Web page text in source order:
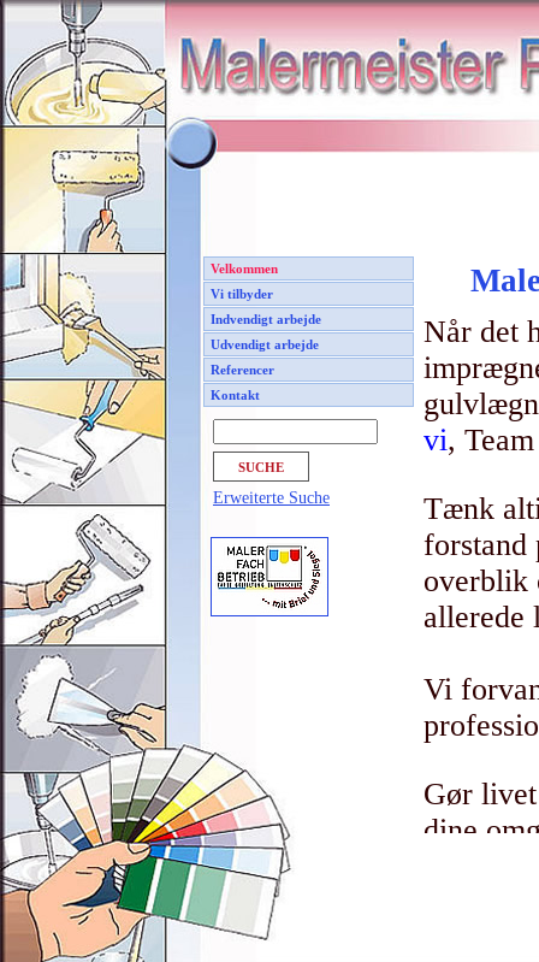
Velkommen
Vi tilbyder
Indvendigt arbejde
Udvendigt arbejde
Referencer
Kontakt
Erweiterte Suche
Når det
vi,
Tænk
forstand
overblik
allerede
Vi
Gør
dine